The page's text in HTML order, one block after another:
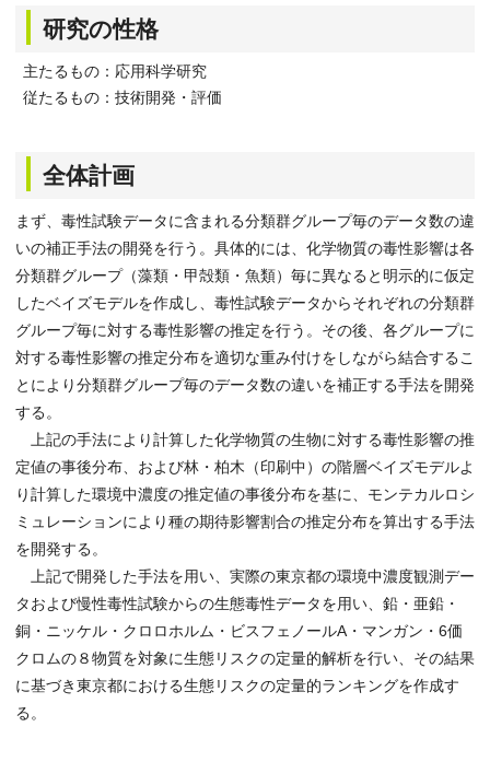
研究の性格
主たるもの：応用科学研究
従たるもの：技術開発・評価
全体計画
まず、毒性試験データに含まれる分類群グループ毎のデータ数の違
いの補正手法の開発を行う。具体的には、化学物質の毒性影響は各
分類群グループ（藻類・甲殻類・魚類）毎に異なると明示的に仮定
したベイズモデルを作成し、毒性試験データからそれぞれの分類群
グループ毎に対する毒性影響の推定を行う。その後、各グループに
対する毒性影響の推定分布を適切な重み付けをしながら結合するこ
とにより分類群グループ毎のデータ数の違いを補正する手法を開発
する。
上記の手法により計算した化学物質の生物に対する毒性影響の推
定値の事後分布、および林・柏木（印刷中）の階層ベイズモデルよ
り計算した環境中濃度の推定値の事後分布を基に、モンテカルロシ
ミュレーションにより種の期待影響割合の推定分布を算出する手法
を開発する。
上記で開発した手法を用い、実際の東京都の環境中濃度観測デー
タおよび慢性毒性試験からの生態毒性データを用い、鉛・亜鉛・
銅・ニッケル・クロロホルム・ビスフェノールA・マンガン・6価
クロムの８物質を対象に生態リスクの定量的解析を行い、その結果
に基づき東京都における生態リスクの定量的ランキングを作成す
る。